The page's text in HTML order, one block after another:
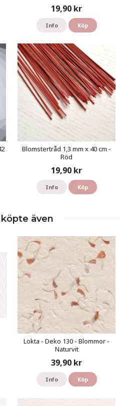
19,90 kr
Info Köp
Blomstertråd 1,3 mm x 40 cm -
Röd
19,90 kr
Info Köp
även
Lokta - Deko 130 - Blommor -
Naturvit
39,90 kr
Info Köp